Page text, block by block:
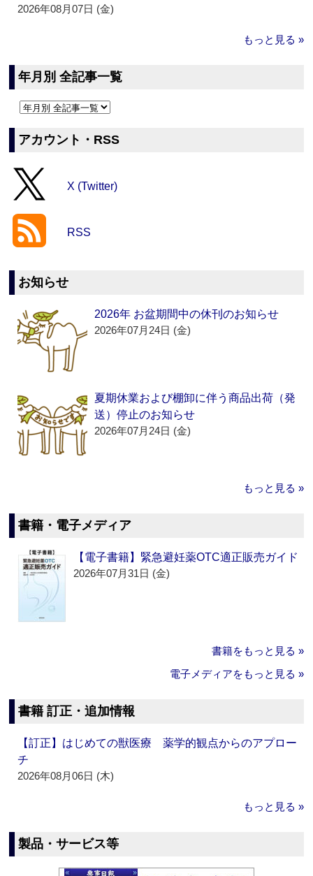
2026年08月07日 (金)
もっと見る »
年月別 全記事一覧
アカウント・RSS
X (Twitter)
RSS
お知らせ
2026年 お盆期間中の休刊のお知らせ
2026年07月24日 (金)
夏期休業および棚卸に伴う商品出荷（発
送）停止のお知らせ
2026年07月24日 (金)
もっと見る »
書籍・電子メディア
【電子書籍】緊急避妊薬OTC適正販売ガイド
2026年07月31日 (金)
書籍をもっと見る »
電子メディアをもっと見る »
書籍 訂正・追加情報
【訂正】はじめての獣医療 薬学的観点からのアプロー
チ
2026年08月06日 (木)
もっと見る »
製品・サービス等